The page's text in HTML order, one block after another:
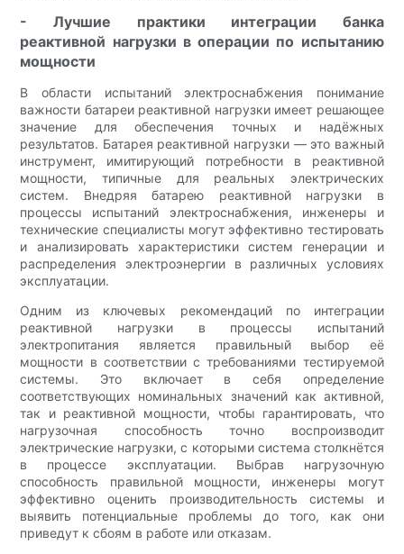
- Лучшие практики интеграции банка
реактивной нагрузки в операции по испытанию
мощности
В области испытаний электроснабжения понимание
важности батареи реактивной нагрузки имеет решающее
значение для обеспечения точных и надёжных
результатов. Батарея реактивной нагрузки — это важный
инструмент, имитирующий потребности в реактивной
мощности, типичные для реальных электрических
систем. Внедряя батарею реактивной нагрузки в
процессы испытаний электроснабжения, инженеры и
технические специалисты могут эффективно тестировать
и анализировать характеристики систем генерации и
распределения электроэнергии в различных условиях
эксплуатации.
Одним из ключевых рекомендаций по интеграции
реактивной нагрузки в процессы испытаний
электропитания является правильный выбор её
мощности в соответствии с требованиями тестируемой
системы. Это включает в себя определение
соответствующих номинальных значений как активной,
так и реактивной мощности, чтобы гарантировать, что
нагрузочная способность точно воспроизводит
электрические нагрузки, с которыми система столкнётся
в процессе эксплуатации. Выбрав нагрузочную
способность правильной мощности, инженеры могут
эффективно оценить производительность системы и
выявить потенциальные проблемы до того, как они
приведут к сбоям в работе или отказам.